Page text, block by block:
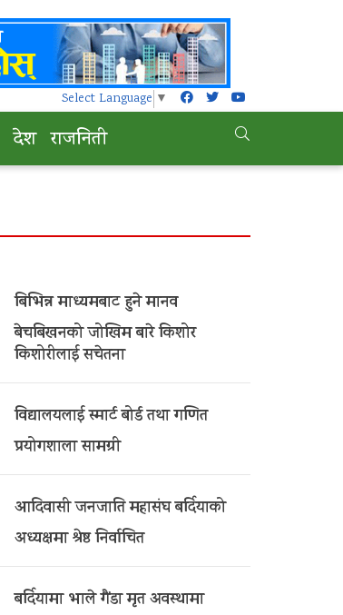
Select Language ▼
देश राजनिती
बिभिन्न माध्यमबाट हुने मानव
बेचबिखनको जोखिम बारे किशोर
किशोरीलाई सचेतना
विद्यालयलाई स्मार्ट बोर्ड तथा गणित
प्रयोगशाला सामग्री
आदिवासी जनजाति महासंघ बर्दियाको
अध्यक्षमा श्रेष्ठ निर्वाचित
बर्दियामा भाले गैंडा मृत अवस्थामा